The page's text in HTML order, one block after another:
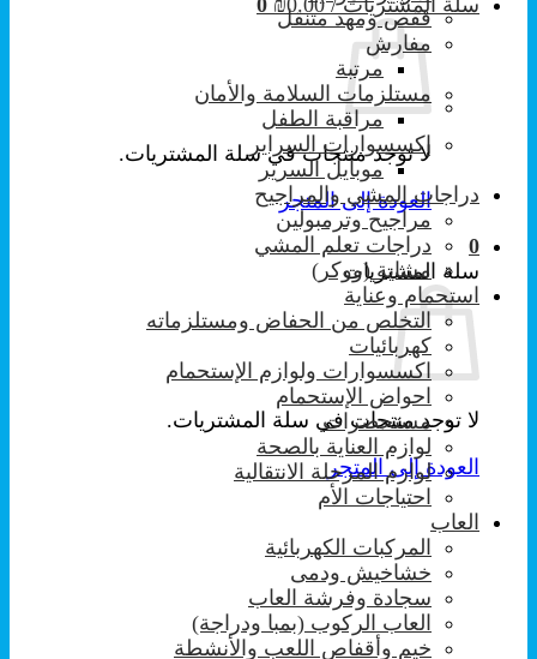
سلة المشتريات / ₪0.00
0
لا توجد منتجات في سلة المشتريات.
العودة إلى المتجر
0
سلة المشتريات
لا توجد منتجات في سلة المشتريات.
العودة إلى المتجر
قفص ومهد متنقل
مفارش
مرتبة
مستلزمات السلامة والأمان
مراقبة الطفل
إكسسوارات السراير
موبايل السرير
دراجات المشي والمراجيح
مراجيح وترمبولين
دراجات تعلم المشي
مشاية (ووكر)
استحمام وعناية
التخلص من الحفاض ومستلزماته
كهربائيات
اكسسوارات ولوازم الإستحمام
احواض الإستحمام
مستحضرات
لوازم العناية بالصحة
لوازم المرحلة الانتقالية
احتياجات الأم
العاب
المركبات الكهربائية
خشاخيش ودمى
سجادة وفرشة العاب
العاب الركوب (بمبا ودراجة)
خيم وأقفاص اللعب والأنشطة